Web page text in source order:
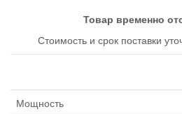
Товар временно
Стоимость и срок поставки
Мощность